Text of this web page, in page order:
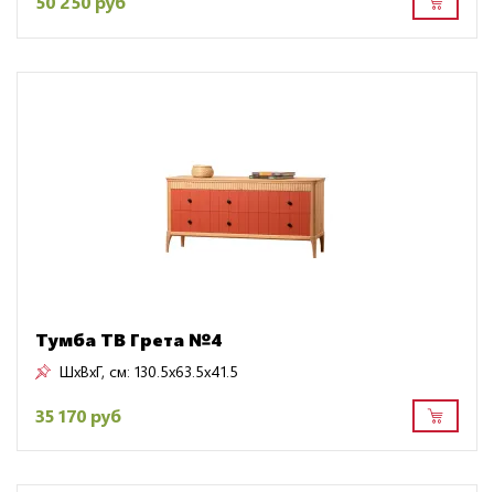
Тумба ТВ Грета №4
ШxВxГ, см: 130.5x63.5x41.5
35 170 руб